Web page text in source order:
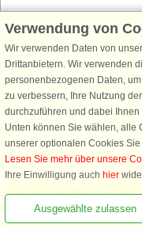
Verwendung von
Wir verwenden Daten von
Drittanbietern. Wir verwenden
personenbezogenen Daten,
zu verbessern, Ihre Nutzung
durchzuführen und dabei
Unten können Sie wählen, alle
unserer optionalen Cookies
Lesen Sie mehr über unsere
Ihre Einwilligung auch hier
Notwendige: Diese
funktioniert, indem sie
Ausgewählte zulassen